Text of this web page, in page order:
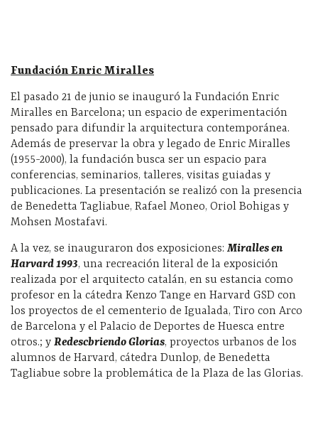
Fundación Enric Miralles
El pasado 21 de junio se inauguró la Fundación Enric
Miralles en Barcelona; un espacio de experimentación
pensado para difundir la arquitectura contemporánea.
Además de preservar la obra y legado de Enric Miralles
(1955-2000), la fundación busca ser un espacio para
conferencias, seminarios, talleres, visitas guiadas y
publicaciones. La presentación se realizó con la presencia
de Benedetta Tagliabue, Rafael Moneo, Oriol Bohigas y
Mohsen Mostafavi.
A la vez, se inauguraron dos exposiciones: Miralles en
Harvard 1993, una recreación literal de la exposición
realizada por el arquitecto catalán, en su estancia como
profesor en la cátedra Kenzo Tange en Harvard GSD con
los proyectos de el cementerio de Igualada, Tiro con Arco
de Barcelona y el Palacio de Deportes de Huesca entre
otros.; y Redescbriendo Glorias, proyectos urbanos de los
alumnos de Harvard, cátedra Dunlop, de Benedetta
Tagliabue sobre la problemática de la Plaza de las Glorias.